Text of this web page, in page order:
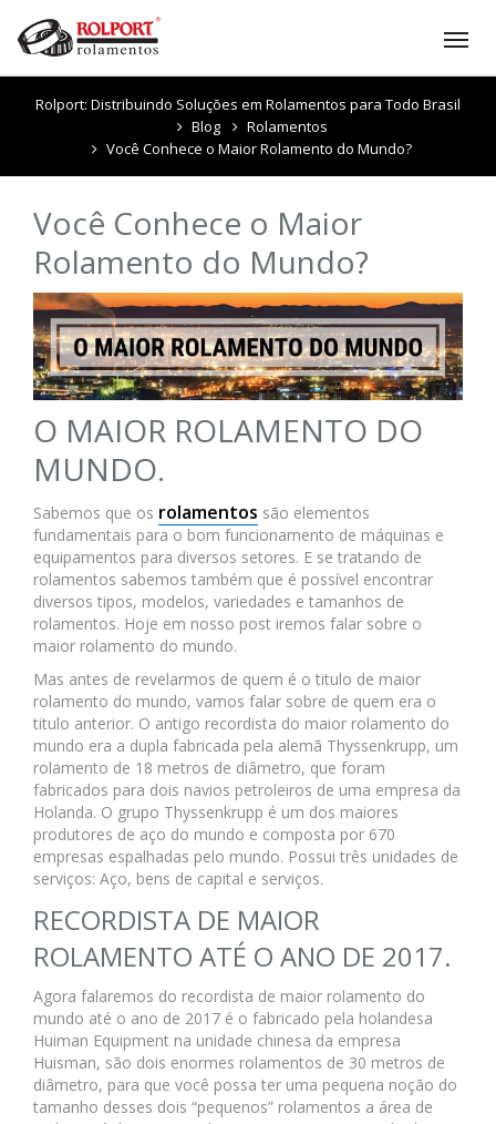
Rolport: Distribuindo Soluções em Rolamentos para Todo Brasil
Blog
Rolamentos
Você Conhece o Maior Rolamento do Mundo?
Você Conhece o Maior
Rolamento do Mundo?
O MAIOR ROLAMENTO DO
MUNDO.
Sabemos que os rolamentos são elementos
fundamentais para o bom funcionamento de máquinas e
equipamentos para diversos setores. E se tratando de
rolamentos sabemos também que é possível encontrar
diversos tipos, modelos, variedades e tamanhos de
rolamentos. Hoje em nosso post iremos falar sobre o
maior rolamento do mundo.
Mas antes de revelarmos de quem é o titulo de maior
rolamento do mundo, vamos falar sobre de quem era o
titulo anterior. O antigo recordista do maior rolamento do
mundo era a dupla fabricada pela alemã Thyssenkrupp, um
rolamento de 18 metros de diâmetro, que foram
fabricados para dois navios petroleiros de uma empresa da
Holanda. O grupo Thyssenkrupp é um dos maiores
produtores de aço do mundo e composta por 670
empresas espalhadas pelo mundo. Possui três unidades de
serviços: Aço, bens de capital e serviços.
RECORDISTA DE MAIOR
ROLAMENTO ATÉ O ANO DE 2017.
Agora falaremos do recordista de maior rolamento do
mundo até o ano de 2017 é o fabricado pela holandesa
Huiman Equipment na unidade chinesa da empresa
Huisman, são dois enormes rolamentos de 30 metros de
diâmetro, para que você possa ter uma pequena noção do
tamanho desses dois “pequenos” rolamentos a área de